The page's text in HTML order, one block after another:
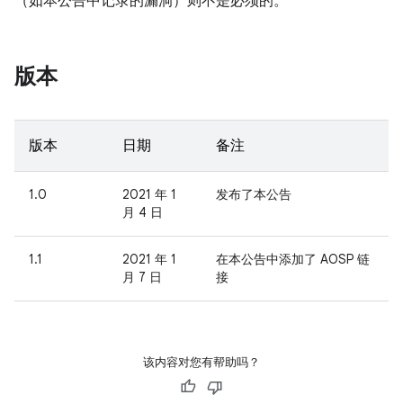
版本
版本 日期 备注
1.0
2021 年 1
月 4 日
发布了本公告
1.1
2021 年 1
月 7 日
在本公告中添加了 AOSP 链
接
该内容对您有帮助吗？